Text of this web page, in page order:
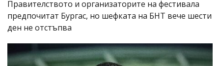
Правителството и организаторите на фестивала
предпочитат Бургас, но шефката на БНТ вече шести
ден не отстъпва